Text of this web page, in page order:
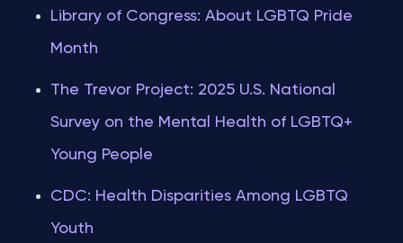
Library of Congress: About LGBTQ Pride
Month
The Trevor Project: 2025 U.S. National
Survey on the Mental Health of LGBTQ+
Young People
CDC: Health Disparities Among LGBTQ
Youth